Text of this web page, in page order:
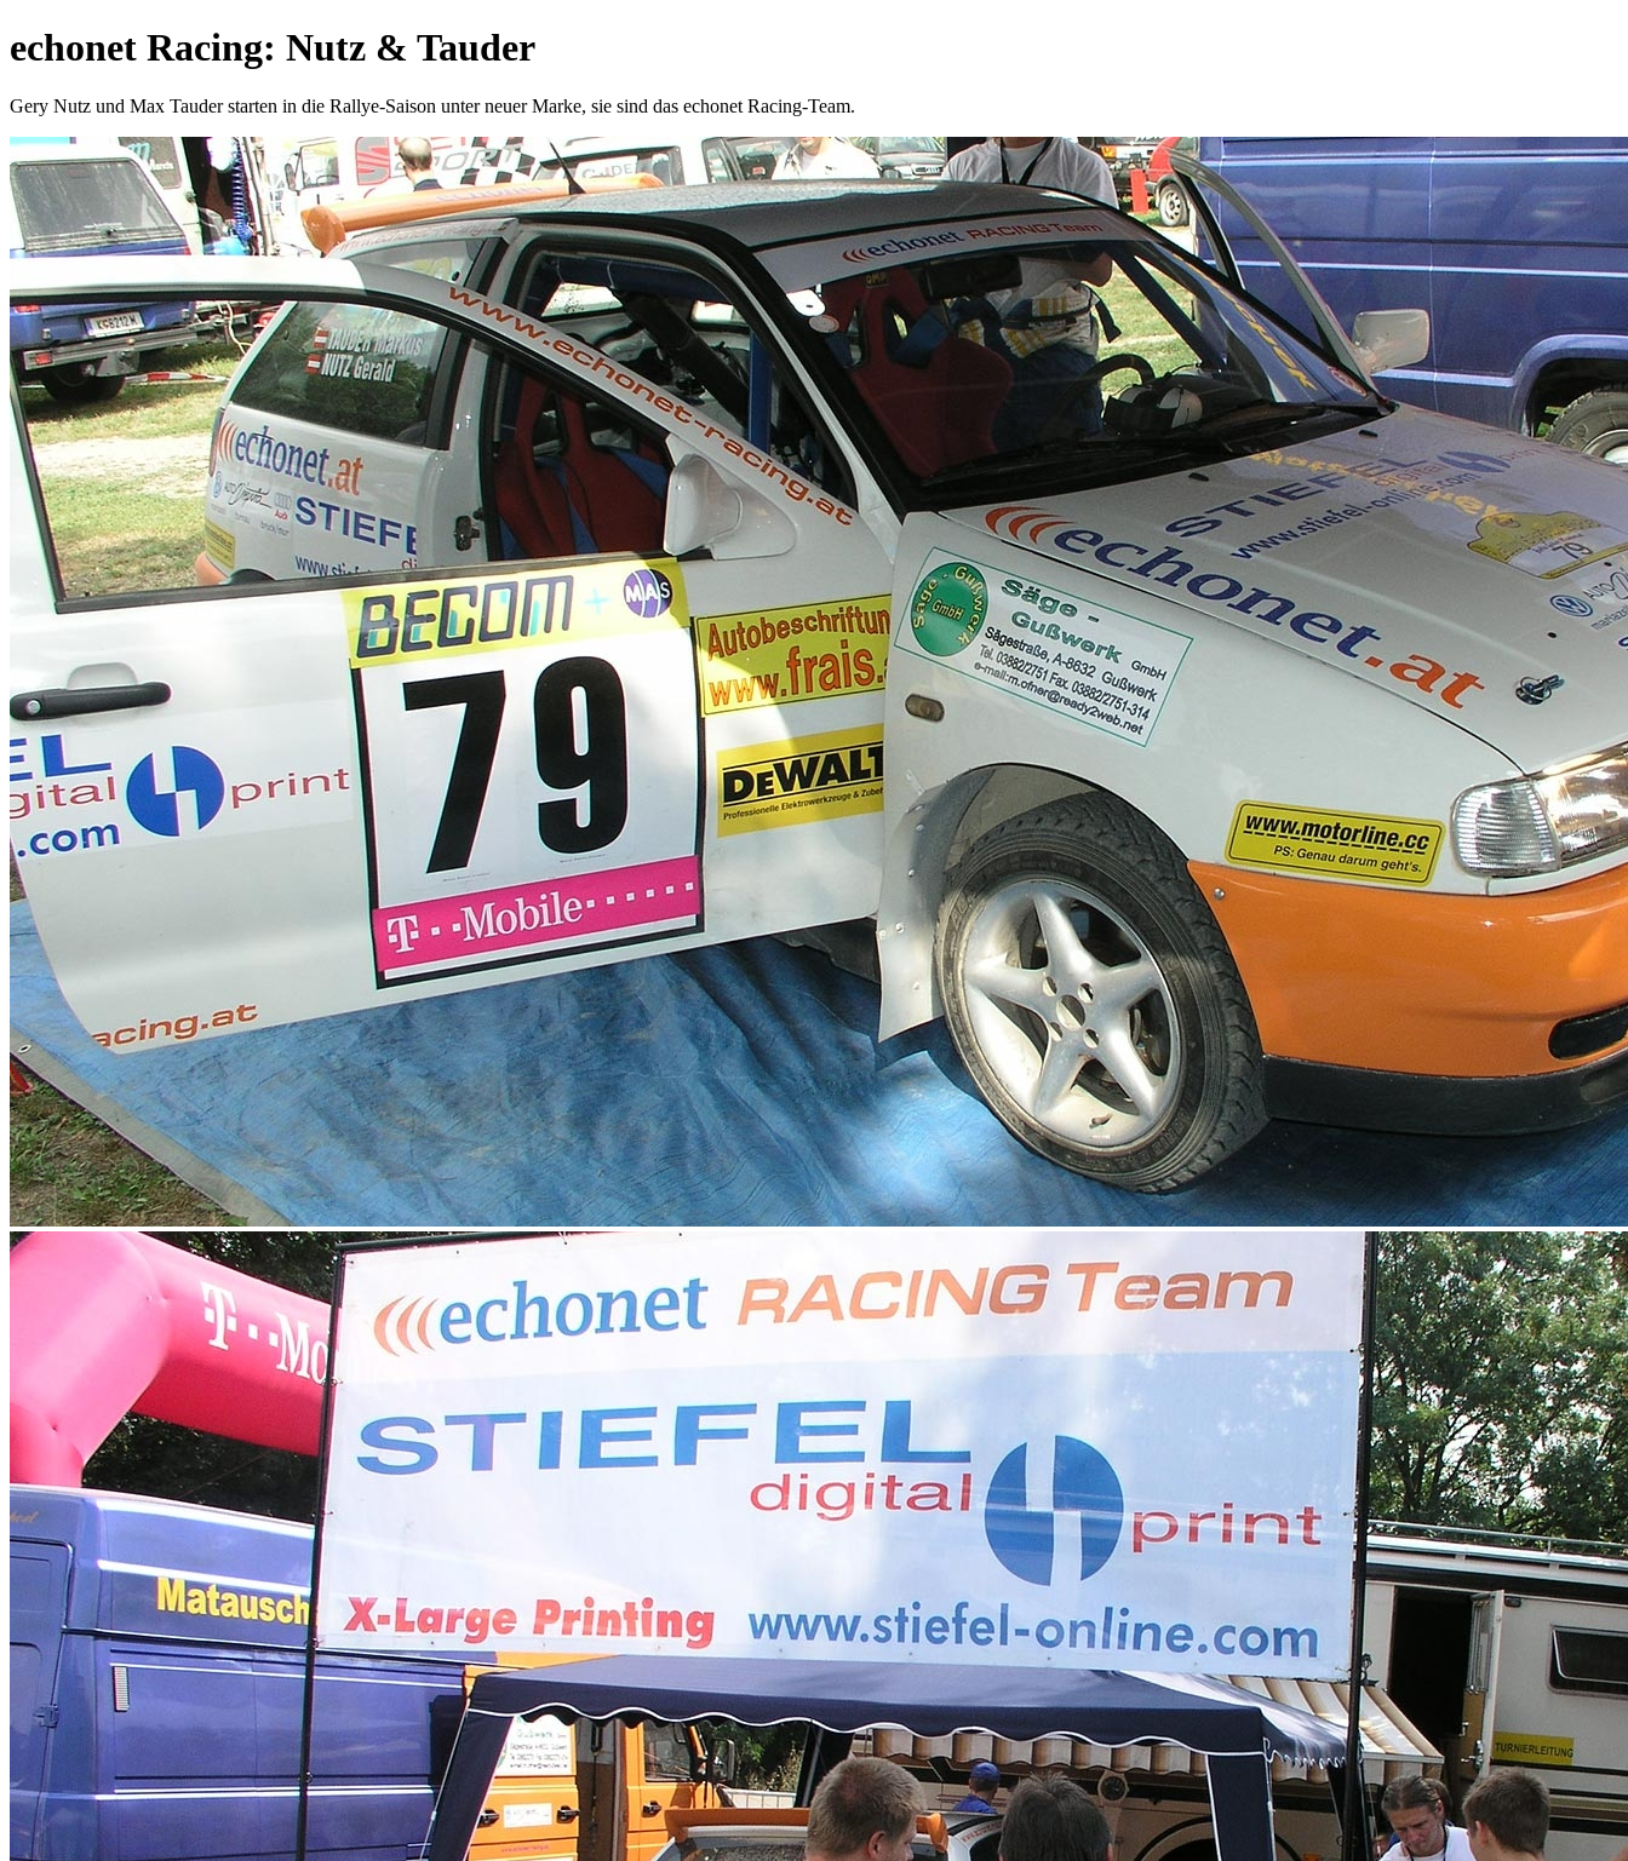
echonet Racing: Nutz & Tauder
Gery Nutz und Max Tauder starten in die Rallye-Saison unter neuer Marke, sie sind das echonet Racing-Team.